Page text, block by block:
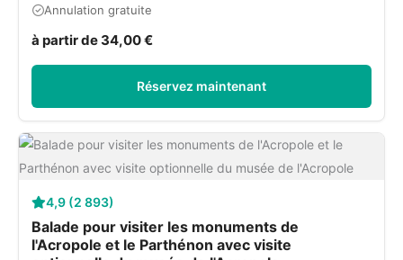
Annulation gratuite
à partir de 34,00 €
Réservez maintenant
4,9 (2 893)
Balade pour visiter les monuments de
l'Acropole et le Parthénon avec visite